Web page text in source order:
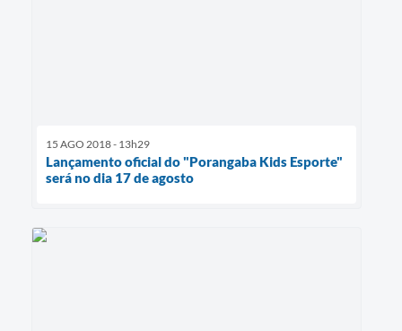
15 AGO 2018 - 13h29
Lançamento oficial do "Porangaba Kids Esporte"
será no dia 17 de agosto